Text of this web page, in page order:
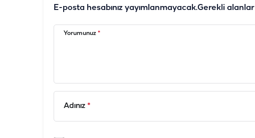
E-posta hesabınız yayımlanmayacak.Gerekli alanlar
Yorumunuz *
Adınız *